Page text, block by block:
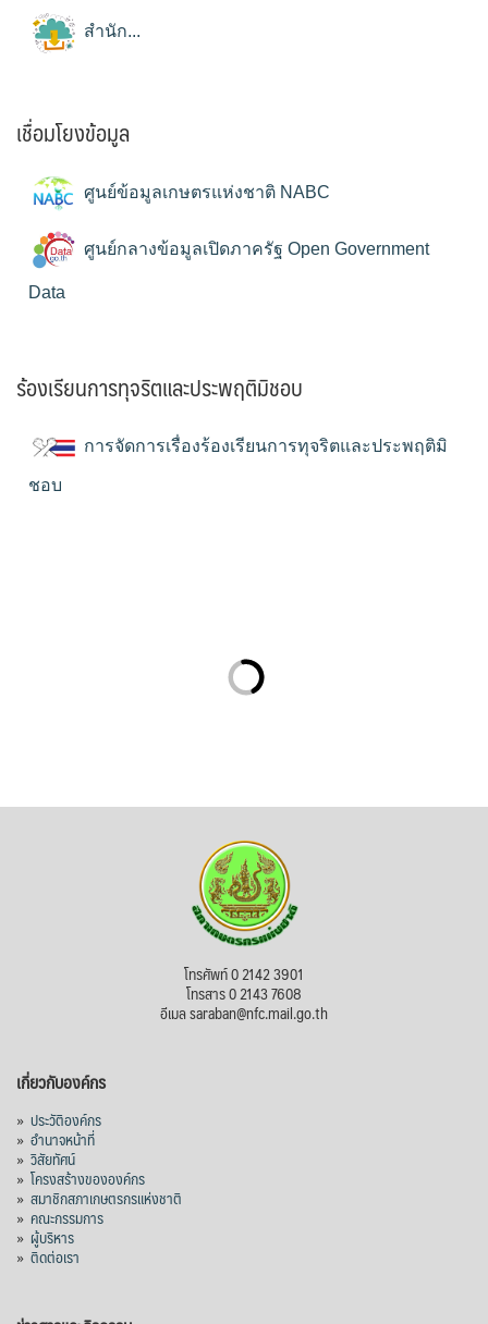
สำนัก...
เชื่อมโยงข้อมูล
ศูนย์ข้อมูลเกษตรแห่งชาติ NABC
ศูนย์กลางข้อมูลเปิดภาครัฐ Open Government
Data
ร้องเรียนการทุจริตและประพฤติมิชอบ
การจัดการเรื่องร้องเรียนการทุจริตและประพฤติมิ
ชอบ
โทรศัพท์ 0 2142 3901
โทรสาร 0 2143 7608
อีเมล saraban@nfc.mail.go.th
เกี่ยวกับองค์กร
» ประวัติองค์กร
» อำนาจหน้าที่
» วิสัยทัศน์
» โครงสร้างขององค์กร
» สมาชิกสภาเกษตรกรแห่งชาติ
» คณะกรรมการ
» ผู้บริหาร
» ติดต่อเรา